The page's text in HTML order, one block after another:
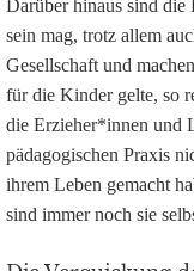
Darüber hinaus sind
sein mag, trotz allem
Gesellschaft und
für die Kinder gelte, so
die Erzieher*innen und
pädagogischen Praxis
ihrem Leben gemacht
sind immer noch sie